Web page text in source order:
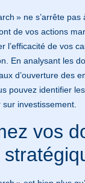
» ne s’arrête pas
de vos actions
l’efficacité de vos
En analysant les
d’ouverture des
pouvez identifier
investissement.
vos